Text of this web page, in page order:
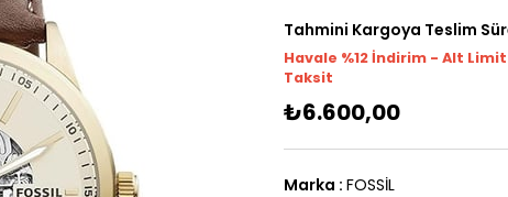
Tahmini Kargoya Teslim
Havale %12 İndirim - Alt Limit
Taksit
₺6.600,00
Marka : FOSSİL